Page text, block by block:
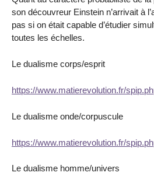
son découvreur Einstein n’arrivait à
pas si on était capable d’étudier
toutes les échelles.
Le dualisme corps/esprit
https://www.matierevolution.fr/
Le dualisme onde/corpuscule
https://www.matierevolution.fr/
Le dualisme homme/univers